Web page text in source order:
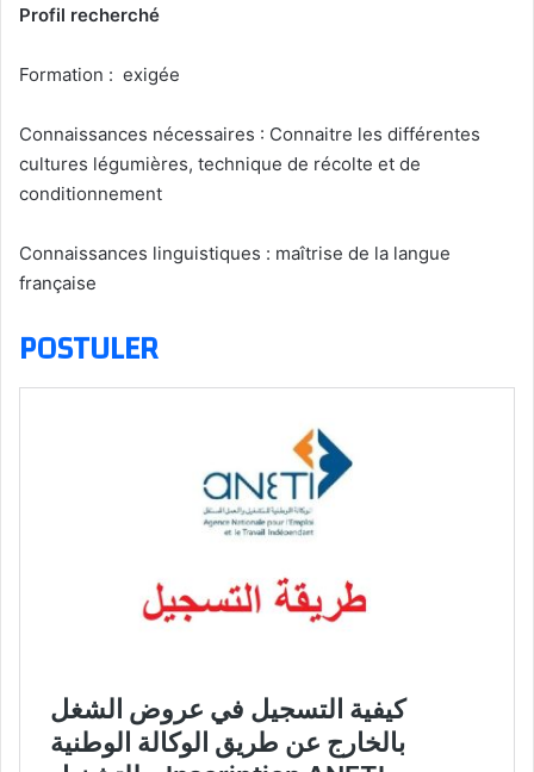
Profil recherché
Formation : exigée
Connaissances nécessaires : Connaitre les différentes
cultures légumières, technique de récolte et de
conditionnement
Connaissances linguistiques : maîtrise de la langue
française
POSTULER